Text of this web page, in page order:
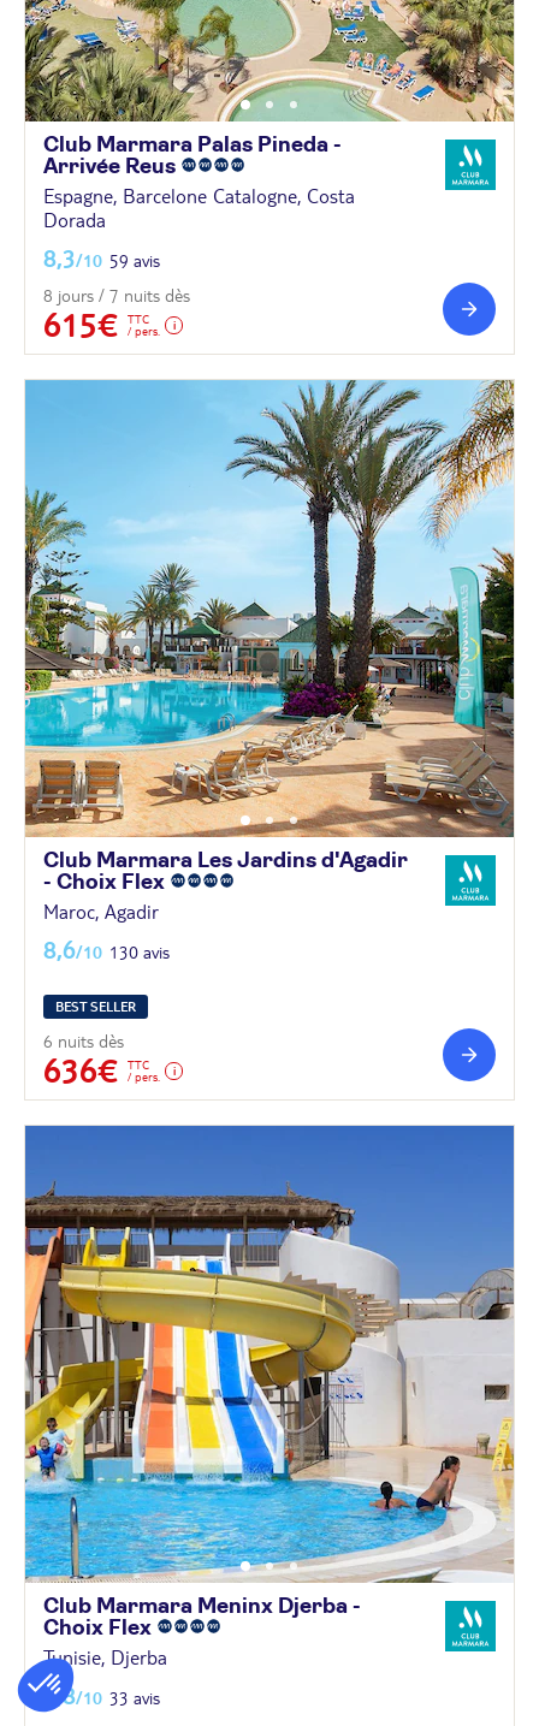
Club Marmara Palas Pineda -
Arrivée Reus
Espagne, Barcelone Catalogne, Costa
Dorada
8,3/10 59 avis
8 jours / 7 nuits dès
615€
TTC
/ pers.
Club Marmara Les Jardins d'Agadir
- Choix Flex
Maroc, Agadir
8,6/10 130 avis
BEST SELLER
6 nuits dès
636€
TTC
/ pers.
Club Marmara Meninx Djerba -
Choix Flex
Tunisie, Djerba
8,8/10 33 avis